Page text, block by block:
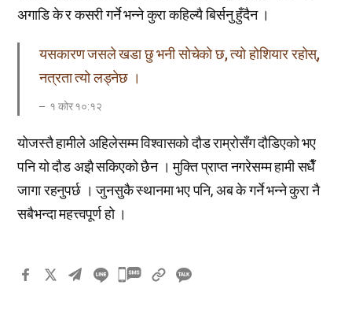
अगाडि के र कसरी गर्ने भन्ने कुरा कहिल्यै बिर्सनु हुँदैन ।
यसकारण जसले खडा छु भनी सोचेको छ, त्यो होशियार रहोस्,
नत्रता त्यो लड्नेछ ।
१ कोर १०:१२
योजस्तै हामीले अहिलेसम्म विश्वासको दौड राम्रोसँग दौडिएको भए
पनि यो दौड अझै सकिएको छैन । मुक्ति प्राप्त नगरेसम्म हामी सधैँ
जागा रहनुपर्छ । जुनसुकै स्थानमा भए पनि, अब के गर्ने भन्ने कुरा नै
सबैभन्दा महत्त्वपूर्ण हो ।
카